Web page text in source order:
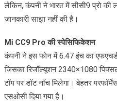
लेकिन, कंपनी ने भारत में सीसी9 प्रो की
जानकारी साझा नहीं की है।
Mi CC9 Pro की स्पेसिफिकेशन
कंपनी ने इस फोन में 6.47 इंच का
जिसका रिजॉल्यूशन 2340×1080
टॉप पर डॉट नॉच मिलेगा। बेहतर
एसओसी दिया गया है।